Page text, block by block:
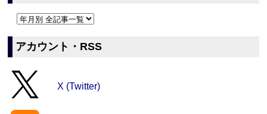
アカウント・RSS
X (Twitter)